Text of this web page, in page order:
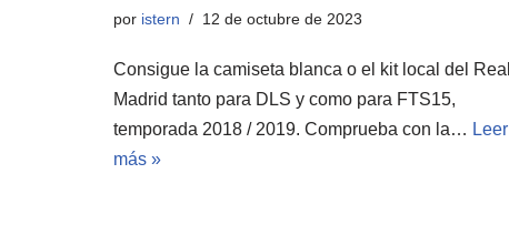
por istern 12 de octubre de 2023
Consigue la camiseta blanca o el kit local del Real
Madrid tanto para DLS y como para FTS15,
temporada 2018 / 2019. Comprueba con la… Leer
más »